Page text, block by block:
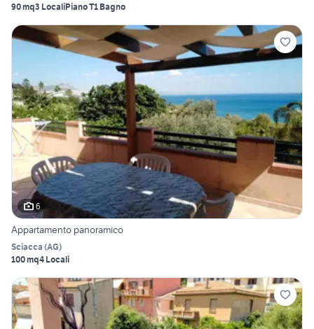
90 mq3 LocaliPiano T1 Bagno
6
Appartamento panoramico
Sciacca (AG)
100 mq4 Locali